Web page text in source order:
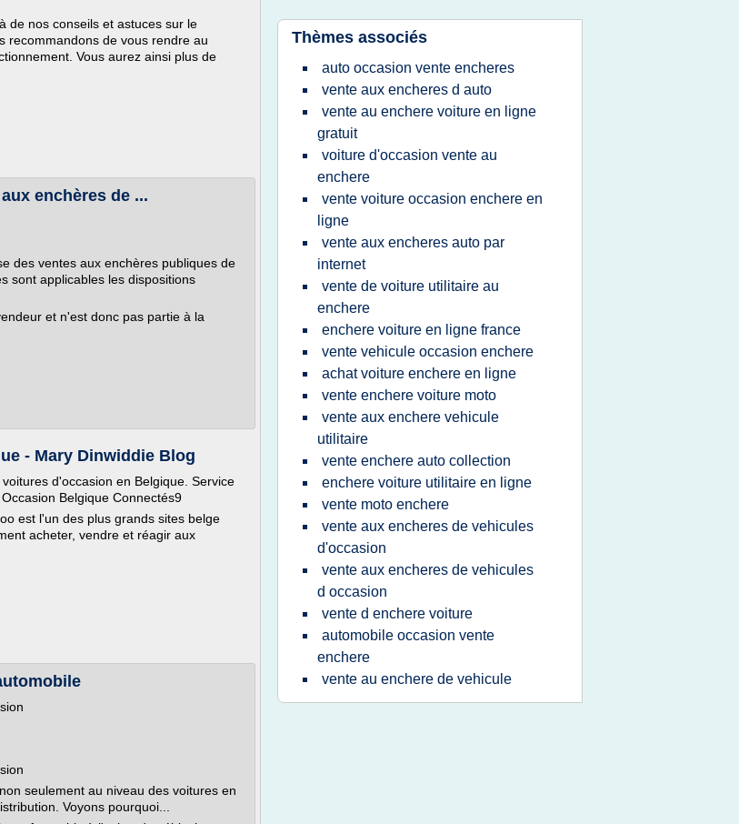
de nos conseils et astuces sur le
recommandons de vous rendre au
Vous aurez ainsi plus de
enchères de ...
des ventes aux enchères publiques de
sont applicables les dispositions
et n'est donc pas partie à la
- Mary Dinwiddie Blog
d'occasion en Belgique. Service
Belgique Connectés9
est l'un des plus grands sites belge
acheter, vendre et réagir aux
seulement au niveau des voitures en
Voyons pourquoi...
Thèmes associés
auto occasion vente encheres
vente aux encheres d auto
vente au enchere voiture en ligne
gratuit
voiture d'occasion vente au
enchere
vente voiture occasion enchere en
ligne
vente aux encheres auto par
internet
vente de voiture utilitaire au
enchere
enchere voiture en ligne france
vente vehicule occasion enchere
achat voiture enchere en ligne
vente enchere voiture moto
vente aux enchere vehicule
utilitaire
vente enchere auto collection
enchere voiture utilitaire en ligne
vente moto enchere
vente aux encheres de vehicules
d'occasion
vente aux encheres de vehicules
d occasion
vente d enchere voiture
automobile occasion vente
enchere
vente au enchere de vehicule